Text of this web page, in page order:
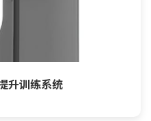
升训练系统